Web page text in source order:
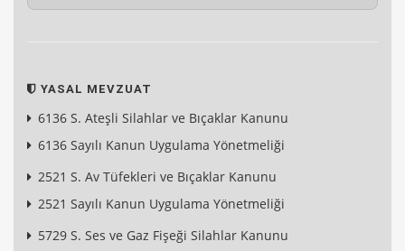
YASAL MEVZUAT
6136 S. Ateşli Silahlar ve Bıçaklar Kanunu
6136 Sayılı Kanun Uygulama Yönetmeliği
2521 S. Av Tüfekleri ve Bıçaklar Kanunu
2521 Sayılı Kanun Uygulama Yönetmeliği
5729 S. Ses ve Gaz Fişeği Silahlar Kanunu